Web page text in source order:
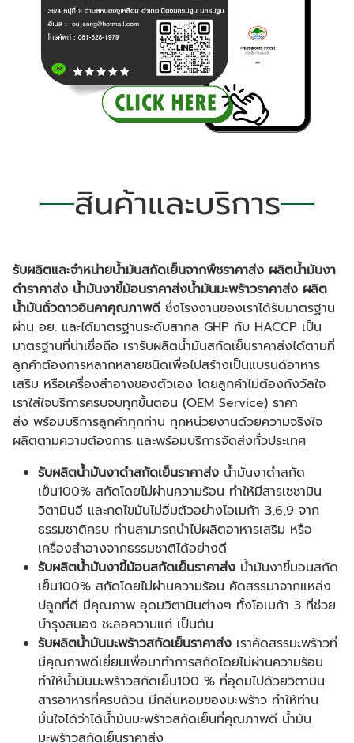
สินค้าและบริการ
รับผลิตและจำหน่ายน้ำมันสกัดเย็นจากพืชราคาส่ง ผลิตน้ำมันงา
ดำราคาส่ง น้ำมันงาขี้ม้อนราคาส่งน้ำมันมะพร้าวราคาส่ง ผลิต
น้ำมันถั่วดาวอินคาคุณภาพดี ซึ่งโรงงานของเราได้รับมาตรฐาน
ผ่าน อย. และได้มาตรฐานระดับสากล GHP กับ HACCP เป็น
มาตรฐานที่น่าเชื่อถือ เรารับผลิตน้ำมันสกัดเย็นราคาส่งได้ตามที่
ลูกค้าต้องการหลากหลายชนิดเพื่อไปสร้างเป็นแบรนด์อาหาร
เสริม หรือเครื่องสำอางของตัวเอง โดยลูกค้าไม่ต้องกังวัลใจ
เราใส่ใจบริการครบจบทุกขั้นตอน (OEM Service) ราคา
ส่ง พร้อมบริการลูกค้าทุกท่าน ทุกหน่วยงานด้วยความจริงใจ
ผลิตตามความต้องการ และพร้อมบริการจัดส่งทั่วประเทศ
รับผลิตน้ำมันงาดำสกัดเย็นราคาส่ง น้ำมันงาดำสกัด
เย็น100% สกัดโดยไม่ผ่านความร้อน ทำให้มีสารเซซามิน
วิตามินอี และกดไขมันไม่อิ่มตัวอย่างโอเมก้า 3,6,9 จาก
ธรรมชาติครบ ท่านสามารถนำไปผลิตอาหารเสริม หรือ
เครื่องสำอางจากธรรมชาติได้อย่างดี
รับผลิตน้ำมันงาขี้ม้อนสกัดเย็นราคาส่ง น้ำมันงาขี้มอนสกัด
เย็น100% สกัดโดยไม่ผ่านความร้อน คัดสรรมาจากแหล่ง
ปลูกที่ดี มีคุณภาพ อุดมวิตามินต่างๆ ทั้งโอเมก้า 3 ที่ช่วย
บำรุงสมอง ชะลอความแก่ เป็นต้น
รับผลิตน้ำมันมะพร้าวสกัดเย็นราคาส่ง เราคัดสรรมะพร้าวที่
มีคุณภาพดีเยี่ยมเพื่อมาทำการสกัดโดยไม่ผ่านความร้อน
ทำให้น้ำมันมะพร้าวสกัดเย็น100 % ที่อุดมไปด้วยวิตามิน
สารอาหารที่ครบถ้วน มีกลิ่นหอมของมะพร้าว ทำให้ท่าน
มั่นใจได้ว่าได้น้ำมันมะพร้าวสกัดเย็นที่คุณภาพดี น้ำมัน
มะพร้าวสกัดเย็นราคาส่ง